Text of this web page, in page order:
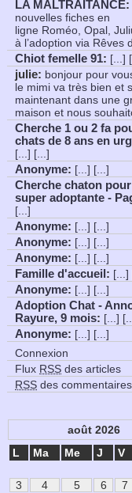
LA MALTRAITANCE:
nouvelles fiches en
ligne Roméo, Opal,
à l’adoption via Rêves
Chiot femelle 91: [...]
julie: bonjour pour
le mimi va très bien et
maintenant dans une
maison et nous
Cherche 1 ou 2 fa
chats de 8 ans en
[...] [...]
Anonyme: [...] [...]
Cherche chaton
super adoptante -
[...]
Anonyme: [...] [...]
Anonyme: [...] [...]
Anonyme: [...] [...]
Famille d'accueil : [...]
Anonyme: [...] [...]
Adoption Chat -
Rayure, 9 mois: [...]
Anonyme: [...] [...]
Connexion
Flux RSS des articles
RSS des commentaires
août 2026
L
Ma Me J V
3
4 5 6 7